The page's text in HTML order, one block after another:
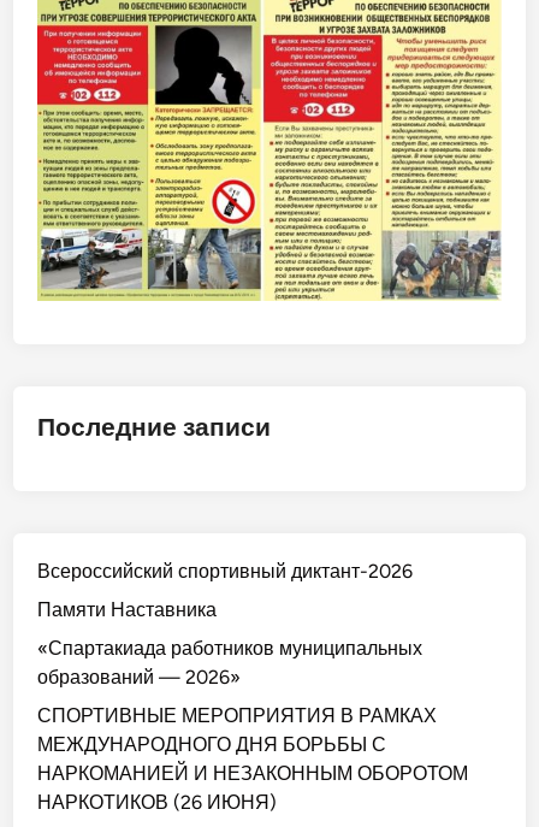
Последние записи
Всероссийский спортивный диктант-2026
Памяти Наставника
«Спартакиада работников муниципальных
образований — 2026»
СПОРТИВНЫЕ МЕРОПРИЯТИЯ В РАМКАХ
МЕЖДУНАРОДНОГО ДНЯ БОРЬБЫ С
НАРКОМАНИЕЙ И НЕЗАКОННЫМ ОБОРОТОМ
НАРКОТИКОВ (26 ИЮНЯ)